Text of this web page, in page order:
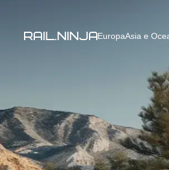
EuropaAsia e